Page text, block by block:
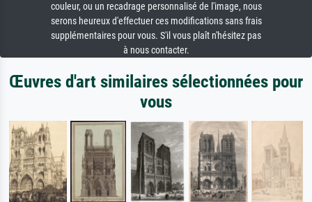
couleur, ou un recadrage personnalisé de l'image, nous
serons heureux d'effectuer ces modifications sans frais
supplémentaires pour vous. S'il vous plaît n'hésitez pas
à nous contacter.
Œuvres d'art similaires sélectionnées pour
vous